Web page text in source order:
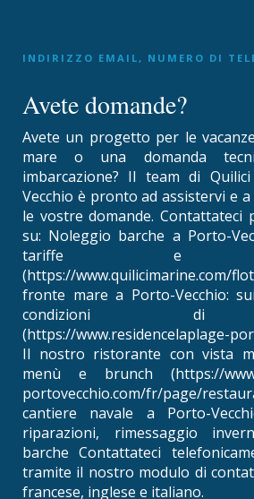
INDIRIZZO EMAIL, NUMERO DI
Avete domande?
Avete un progetto per le
mare o una domanda
imbarcazione? Il team di
Vecchio è pronto ad assistervi e
le vostre domande. Contattateci
su: Noleggio barche a Porto-
tariffe e
(https://www.quilicimarine.com/
fronte mare a Porto-Vecchio:
condizioni di
(https://www.residencelaplage-
Il nostro ristorante con vista
menù e brunch (https://
portovecchio.com/fr/page/
cantiere navale a Porto-
riparazioni, rimessaggio
barche Contattateci
tramite il nostro modulo di
francese, inglese e italiano.